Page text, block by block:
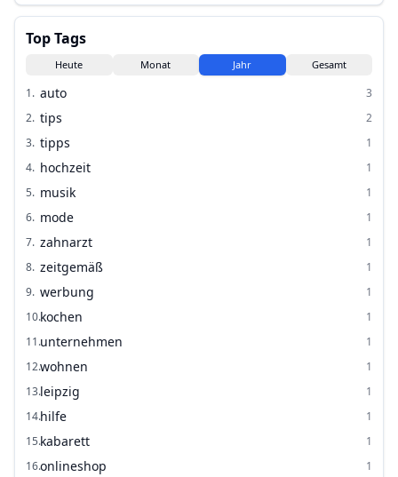
Top Tags
Heute Monat Jahr Gesamt
1. auto
3
2. tips
2
3. tipps
1
4. hochzeit
1
5. musik
1
6. mode
1
7. zahnarzt
1
8. zeitgemäß
1
9. werbung
1
10.kochen
1
11.unternehmen
1
12.wohnen
1
13.leipzig
1
14.hilfe
1
15.kabarett
1
16.onlineshop
1